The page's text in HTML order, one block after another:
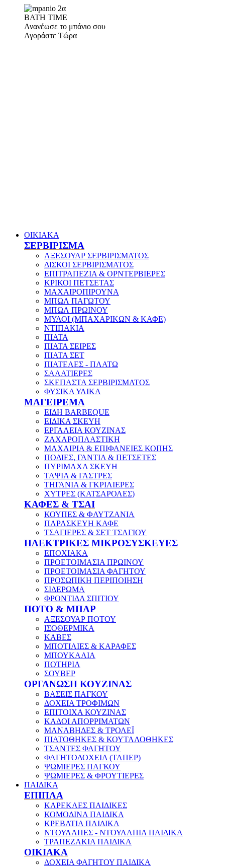
BATH TIME
Ανανέωσε το μπάνιο σου
Αγοράστε Τώρα
ΟΙΚΙΑΚΑ
ΣΕΡΒΙΡΙΣΜΑ
ΑΞΕΣΟΥΑΡ ΣΕΡΒΙΡΙΣΜΑΤΟΣ
ΔΙΣΚΟΙ ΣΕΡΒΙΡΙΣΜΑΤΟΣ
ΕΠΙΤΡΑΠΕΖΙΑ & ΟΡΝΤΕΡΒΙΕΡΕΣ
ΚΡΙΚΟΙ ΠΕΤΣΕΤΑΣ
ΜΑΧΑΙΡΟΠΙΡΟΥΝΑ
ΜΠΩΛ ΠΑΓΩΤΟΥ
ΜΠΩΛ ΠΡΩΙΝΟΥ
ΜΥΛΟΙ (ΜΠΑΧΑΡΙΚΩΝ & ΚΑΦΕ)
ΝΤΙΠΑΚΙΑ
ΠΙΑΤΑ
ΠΙΑΤΑ ΣΕΙΡΕΣ
ΠΙΑΤΑ ΣΕΤ
ΠΙΑΤΕΛΕΣ - ΠΛΑΤΩ
ΣΑΛΑΤΙΕΡΕΣ
ΣΚΕΠΑΣΤΑ ΣΕΡΒΙΡΙΣΜΑΤΟΣ
ΦΥΣΙΚΑ ΥΛΙΚΑ
ΜΑΓΕΙΡΕΜΑ
ΕΙΔΗ BARBEQUE
ΕΙΔΙΚΑ ΣΚΕΥΗ
ΕΡΓΑΛΕΙΑ ΚΟΥΖΙΝΑΣ
ΖΑΧΑΡΟΠΛΑΣΤΙΚΗ
ΜΑΧΑΙΡΙΑ & ΕΠΙΦΑΝΕΙΕΣ ΚΟΠΗΣ
ΠΟΔΙΕΣ, ΓΑΝΤΙΑ & ΠΕΤΣΕΤΕΣ
ΠΥΡΙΜΑΧΑ ΣΚΕΥΗ
ΤΑΨΙΑ & ΓΑΣΤΡΕΣ
ΤΗΓΑΝΙΑ & ΓΚΡΙΛΙΕΡΕΣ
ΧΥΤΡΕΣ (ΚΑΤΣΑΡΟΛΕΣ)
ΚΑΦΕΣ & ΤΣΑΙ
ΚΟΥΠΕΣ & ΦΛΥΤΖΑΝΙΑ
ΠΑΡΑΣΚΕΥΗ ΚΑΦΕ
ΤΣΑΓΙΕΡΕΣ & ΣΕΤ ΤΣΑΓΙΟΥ
ΗΛΕΚΤΡΙΚΕΣ ΜΙΚΡΟΣΥΣΚΕΥΕΣ
ΕΠΟΧΙΑΚΑ
ΠΡΟΕΤΟΙΜΑΣΙΑ ΠΡΩΙΝΟΥ
ΠΡΟΕΤΟΙΜΑΣΙΑ ΦΑΓΗΤΟΥ
ΠΡΟΣΩΠΙΚΗ ΠΕΡΙΠΟΙΗΣΗ
ΣΙΔΕΡΩΜΑ
ΦΡΟΝΤΙΔΑ ΣΠΙΤΙΟΥ
ΠΟΤΟ & ΜΠΑΡ
ΑΞΕΣΟΥΑΡ ΠΟΤΟΥ
ΙΣΟΘΕΡΜΙΚΑ
ΚΑΒΕΣ
ΜΠΟΤΙΛΙΕΣ & ΚΑΡΑΦΕΣ
ΜΠΟΥΚΑΛΙΑ
ΠΟΤΗΡΙΑ
ΣΟΥΒΕΡ
ΟΡΓΑΝΩΣΗ ΚΟΥΖΙΝΑΣ
ΒΑΣΕΙΣ ΠΑΓΚΟΥ
ΔΟΧΕΙΑ ΤΡΟΦΙΜΩΝ
ΕΠΙΤΟΙΧΑ ΚΟΥΖΙΝΑΣ
ΚΑΔΟΙ ΑΠΟΡΡΙΜΑΤΩΝ
ΜΑΝΑΒΗΔΕΣ & ΤΡΟΛΕΪ
ΠΙΑΤΟΘΗΚΕΣ & ΚΟΥΤΑΛΟΘΗΚΕΣ
ΤΣΑΝΤΕΣ ΦΑΓΗΤΟΥ
ΦΑΓΗΤΟΔΟΧΕΙΑ (ΤΑΠΕΡ)
ΨΩΜΙΕΡΕΣ ΠΑΓΚΟΥ
ΨΩΜΙΕΡΕΣ & ΦΡΟΥΤΙΕΡΕΣ
ΠΑΙΔΙΚΑ
ΕΠΙΠΛΑ
ΚΑΡΕΚΛΕΣ ΠΑΙΔΙΚΕΣ
ΚΟΜΟΔΙΝΑ ΠΑΙΔΙΚΑ
ΚΡΕΒΑΤΙΑ ΠΑΙΔΙΚΑ
ΝΤΟΥΛΑΠΕΣ - ΝΤΟΥΛΑΠΙΑ ΠΑΙΔΙΚΑ
ΤΡΑΠΕΖΑΚΙΑ ΠΑΙΔΙΚΑ
ΟΙΚΙΑΚΑ
ΔΟΧΕΙΑ ΦΑΓΗΤΟΥ ΠΑΙΔΙΚΑ